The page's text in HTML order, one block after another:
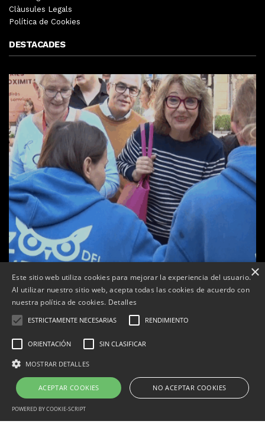
Clàusules Legals
Política de Cookies
DESTACADES
Tàrrega celebra la 25a Fira del Medi Ambient
Per Tàrrega Televisió 18, octubre, 2025 - 12:26
Correu electrònic:info@tarrega.tv
Telèfons: 648 45 71 14 | 669 32 28 46
×
Este sitio web utiliza cookies para mejorar la experiencia del usuario.
Al utilizar nuestro sitio web, acepta todas las cookies de acuerdo con
nuestra política de cookies. Detalles
ESTRICTAMENTE NECESARIAS RENDIMIENTO
ORIENTACIÓN SIN CLASIFICAR
MOSTRAR DETALLES
ACEPTAR COOKIES NO ACEPTAR COOKIES
POWERED BY COOKIE-SCRIPT